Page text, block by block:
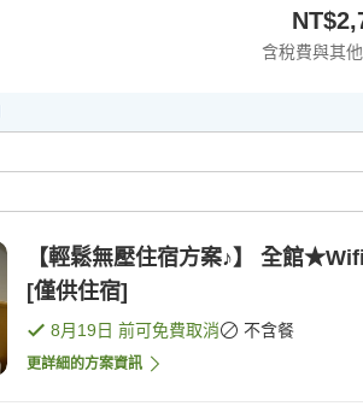
含稅費與其
【輕鬆無壓住宿方案♪】 全館
[僅供住宿]
8月19日 前可免費取消 不含餐
更詳細的方案資訊